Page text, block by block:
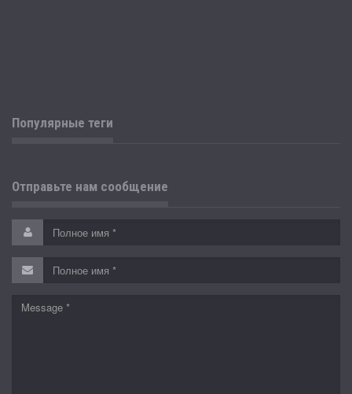
Популярные теги
Отправьте нам сообщение